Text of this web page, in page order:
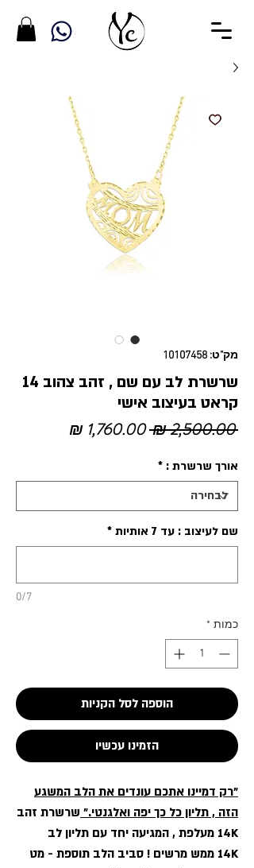
מק"ט: 10107458
שרשרת לב עם שם , זהב צהוב 14
קראט בעיצוב אישי
‏2,500.00 ‏₪
מחיר
מחיר
אורך שרשרת : *
שם לעיצוב : עד 7 אותיות *
0/7
כמות *
הוספה לסל הקניות
הזמינו עכשיו
"רק דמיינו אתכם עונדים את הלב המשגע
הזה , תליון כל כך יפה ואלגנטי." שרשרת זהב
14K מעלפת , המגיעה יחד עם תליון לב
14K ממש מרשים ! סביב הלב תוספת - מט